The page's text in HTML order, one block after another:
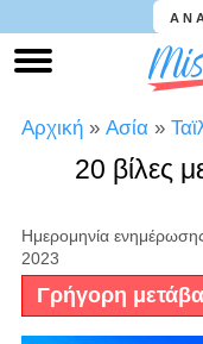
Αρχική » Ασία »
20 βίλες
Ημερομηνία
2023
Γρήγορη